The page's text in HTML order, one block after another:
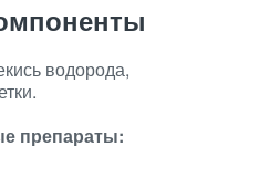
водорода,
препараты: